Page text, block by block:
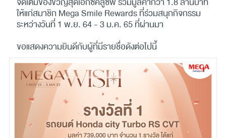
ให้แก่สมาชิก Mega Smile Rewards ที่ร่วมสนุกกิจกรรม
ระหว่างวันที่ 1 พ.ย. 64 - 3 ม.ค. 65 ที่ผ่านมา
ขอแสดงความยินดีกับผู้ที่มีรายชื่อดังต่อไปนี้